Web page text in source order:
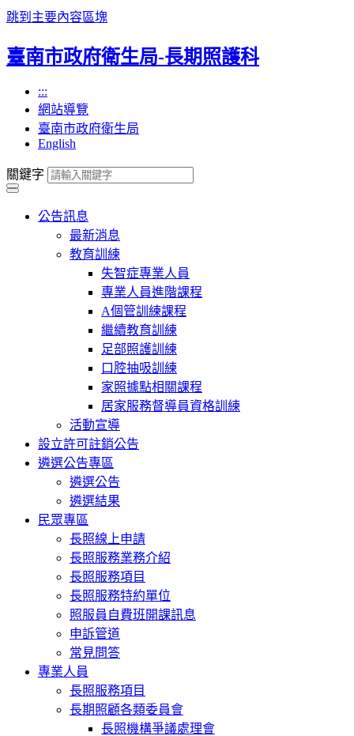
跳到主要內容區塊
臺南市政府衛生局-長期照護科
:::
網站導覽
臺南市政府衛生局
English
關鍵字
公告訊息
最新消息
教育訓練
失智症專業人員
專業人員進階課程
A個管訓練課程
繼續教育訓練
足部照護訓練
口腔抽吸訓練
家照據點相關課程
居家服務督導員資格訓練
活動宣導
設立許可註銷公告
遴選公告專區
遴選公告
遴選結果
民眾專區
長照線上申請
長照服務業務介紹
長照服務項目
長照服務特約單位
照服員自費班開課訊息
申訴管道
常見問答
專業人員
長照服務項目
長期照顧各類委員會
長照機構爭議處理會